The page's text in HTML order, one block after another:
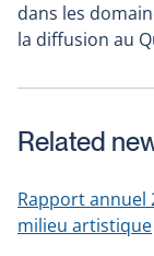
dans les
la diffusion au
Related
Rapport annuel
milieu artistique